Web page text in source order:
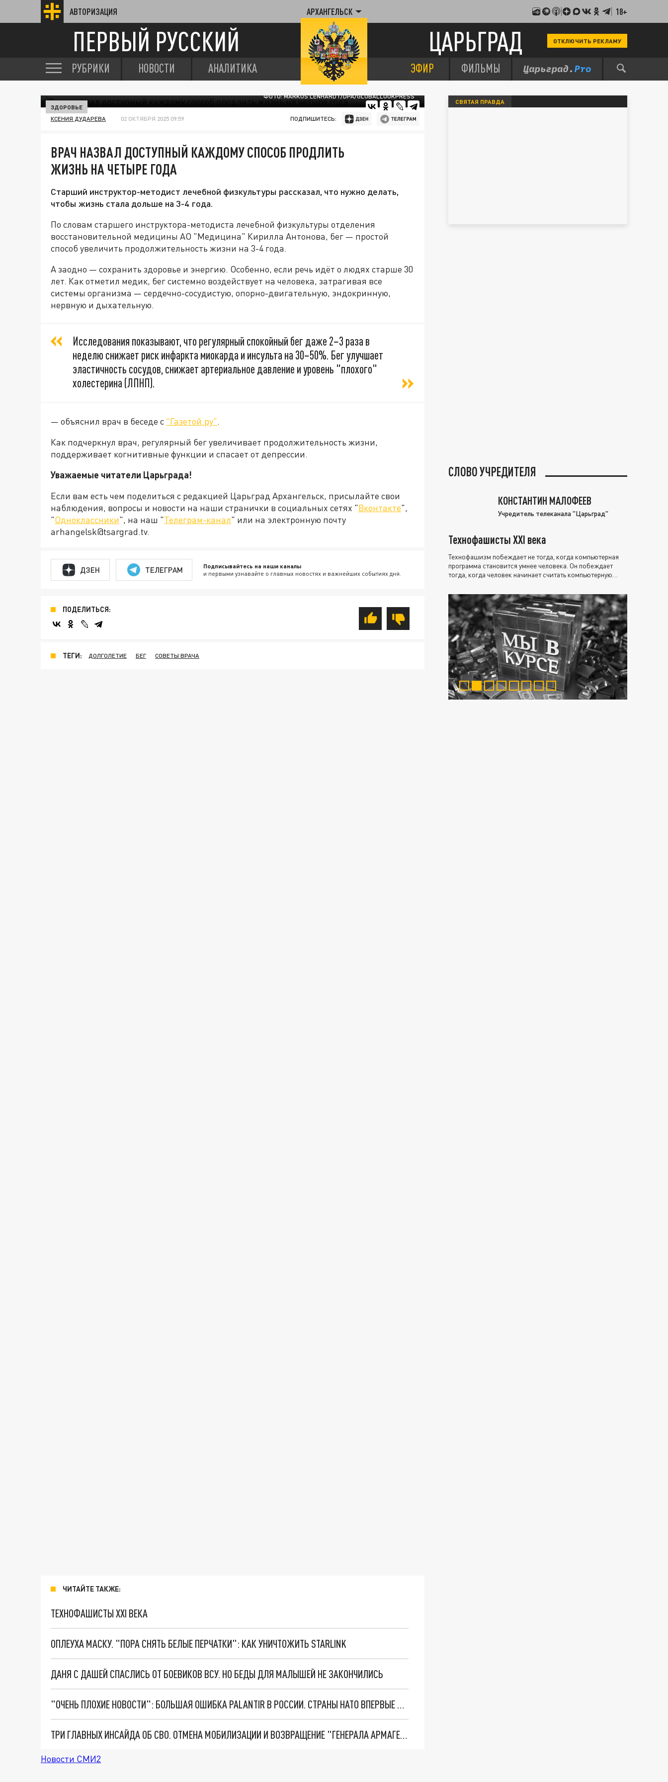
АВТОРИЗАЦИЯ АРХАНГЕЛЬСК 18+
ПЕРВЫЙ РУССКИЙ ЦАРЬГРАД ОТКЛЮЧИТЬ РЕКЛАМУ
РУБРИКИ НОВОСТИ АНАЛИТИКА ЭФИР ФИЛЬМЫ
ФОТО: MARKUS LENHARDT/DPA/GLOBALLOOKPRESS
ЗДОРОВЬЕ
КСЕНИЯ ДУДАРЕВА 02 ОКТЯБРЯ 2025 09:59 ПОДПИШИТЕСЬ:
ВРАЧ НАЗВАЛ ДОСТУПНЫЙ КАЖДОМУ СПОСОБ ПРОДЛИТЬ
ЖИЗНЬ НА ЧЕТЫРЕ ГОДА
Старший инструктор-методист лечебной физкультуры рассказал, что нужно делать,
чтобы жизнь стала дольше на 3-4 года.
По словам старшего инструктора-методиста лечебной физкультуры отделения
восстановительной медицины АО "Медицина" Кирилла Антонова, бег — простой
способ увеличить продолжительность жизни на 3-4 года.
А заодно — сохранить здоровье и энергию. Особенно, если речь идёт о людях старше 30
лет. Как отметил медик, бег системно воздействует на человека, затрагивая все
системы организма — сердечно-сосудистую, опорно-двигательную, эндокринную,
нервную и дыхательную.
Исследования показывают, что регулярный спокойный бег даже 2−3 раза в
неделю снижает риск инфаркта миокарда и инсульта на 30−50%. Бег улучшает
эластичность сосудов, снижает артериальное давление и уровень "плохого"
холестерина (ЛПНП).
— объяснил врач в беседе с "Газетой.ру".
Как подчеркнул врач, регулярный бег увеличивает продолжительность жизни,
поддерживает когнитивные функции и спасает от депрессии.
Уважаемые читатели Царьграда!
Если вам есть чем поделиться с редакцией Царьград Архангельск, присылайте свои
наблюдения, вопросы и новости на наши странички в социальных сетях "Вконтакте",
"Одноклассники", на наш "Телеграм-канал" или на электронную почту
arhangelsk@tsargrad.tv.
ДЗЕН ТЕЛЕГРАМ Подписывайтесь на наши каналы
и первыми узнавайте о главных новостях и важнейших событиях дня.
ПОДЕЛИТЬСЯ:
ТЕГИ: ДОЛГОЛЕТИЕ БЕГ СОВЕТЫ ВРАЧА
ЧИТАЙТЕ ТАКЖЕ:
ТЕХНОФАШИСТЫ XXI ВЕКА
ОПЛЕУХА МАСКУ. "ПОРА СНЯТЬ БЕЛЫЕ ПЕРЧАТКИ": КАК УНИЧТОЖИТЬ STARLINK
ДАНЯ С ДАШЕЙ СПАСЛИСЬ ОТ БОЕВИКОВ ВСУ. НО БЕДЫ ДЛЯ МАЛЫШЕЙ НЕ ЗАКОНЧИЛИСЬ
"ОЧЕНЬ ПЛОХИЕ НОВОСТИ": БОЛЬШАЯ ОШИБКА PALANTIR В РОССИИ. СТРАНЫ НАТО ВПЕРВЫЕ ЗА СВО ОСТАНОВИЛИ ПОСТАВКИ ОРУЖИЯ. ВСУ ТЕРЯЮТ ПРИГРАНИЧЬЕ?
ТРИ ГЛАВНЫХ ИНСАЙДА ОБ СВО. ОТМЕНА МОБИЛИЗАЦИИ И ВОЗВРАЩЕНИЕ "ГЕНЕРАЛА АРМАГЕДДОНА"? ОТЛИЧНЫЕ НОВОСТИ, КОТОРЫЕ ЖДАЛИ ВСЕ
Новости СМИ2
СВЯТАЯ ПРАВДА
СЛОВО УЧРЕДИТЕЛЯ
КОНСТАНТИН МАЛОФЕЕВ
Учредитель телеканала "Царьград"
Технофашисты XXI века
Технофашизм побеждает не тогда, когда компьютерная
программа становится умнее человека. Он побеждает
тогда, когда человек начинает считать компьютерную